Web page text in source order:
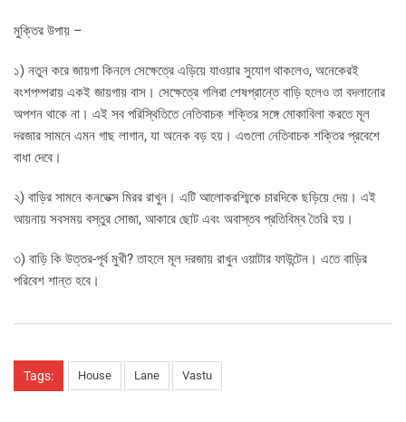
মুক্তির উপায় –
১) নতুন করে জায়গা কিনলে সেক্ষেত্রে এড়িয়ে যাওয়ার সুযোগ থাকলেও, অনেকেরই
বংশপম্পরায় একই জায়গায় বাস। সেক্ষেত্রে গলিরা শেষপ্রান্তে বাড়ি হলেও তা বদলানোর
অপশন থাকে না। এই সব পরিস্থিতিতে নেতিবাচক শক্তির সঙ্গে মোকাবিলা করতে মূল
দরজার সামনে এমন গাছ লাগান, যা অনেক বড় হয়। এগুলো নেতিবাচক শক্তির প্রবেশে
বাধা দেবে।
২) বাড়ির সামনে কনভেক্স মিরর রাখুন। এটি আলোকরশ্মিকে চারদিকে ছড়িয়ে দেয়। এই
আয়নায় সবসময় বস্তুর সোজা, আকারে ছোট এবং অবাস্তব প্রতিবিম্ব তৈরি হয়।
৩) বাড়ি কি উত্তর-পূর্ব মুখী? তাহলে মূল দরজায় রাখুন ওয়াটার ফাউন্টেন। এতে বাড়ির
পরিবেশ শান্ত হবে।
Tags: House Lane Vastu